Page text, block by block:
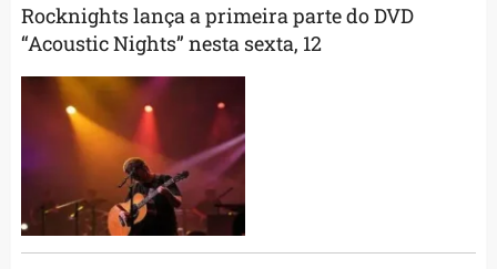
Rocknights lança a primeira parte do DVD
“Acoustic Nights” nesta sexta, 12